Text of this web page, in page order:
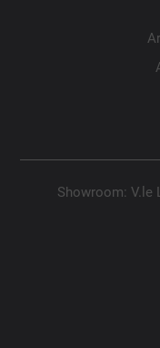
Showroom: V.le